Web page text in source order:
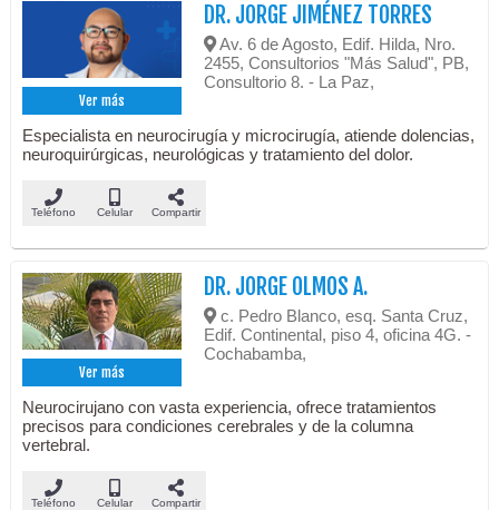
Ver más
DR. JORGE JIMÉNEZ TORRES
Av. 6 de Agosto, Edif. Hilda, Nro.
2455, Consultorios "Más Salud", PB,
Consultorio 8. - La Paz,
Especialista en neurocirugía y microcirugía, atiende dolencias,
neuroquirúrgicas, neurológicas y tratamiento del dolor.
Teléfono Celular Compartir
Ver más
DR. JORGE OLMOS A.
c. Pedro Blanco, esq. Santa Cruz,
Edif. Continental, piso 4, oficina 4G. -
Cochabamba,
Neurocirujano con vasta experiencia, ofrece tratamientos
precisos para condiciones cerebrales y de la columna
vertebral.
Teléfono Celular Compartir